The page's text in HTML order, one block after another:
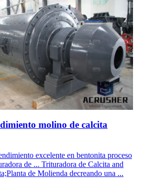
molino de calcita
excelente en bentonita proceso
de ... Trituradora de Calcita and
de Molienda decreando una ...